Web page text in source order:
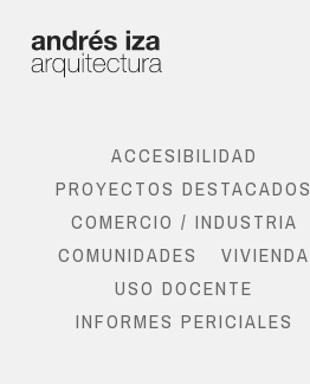
ACCESIBILIDAD
PROYECTOS DESTACADOS
COMERCIO / INDUSTRIA
COMUNIDADES
VIVIENDA
USO DOCENTE
INFORMES PERICIALES